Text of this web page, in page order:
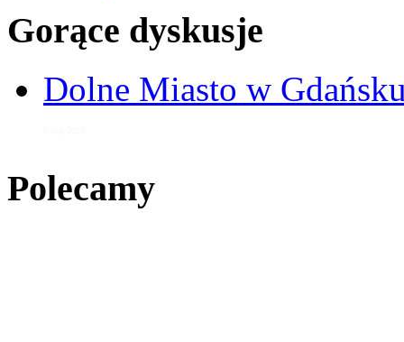
Gorące dyskusje
Dolne Miasto w
Polecamy